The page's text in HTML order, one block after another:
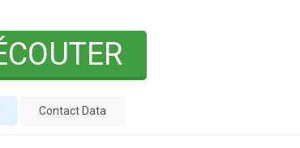
Contact Data